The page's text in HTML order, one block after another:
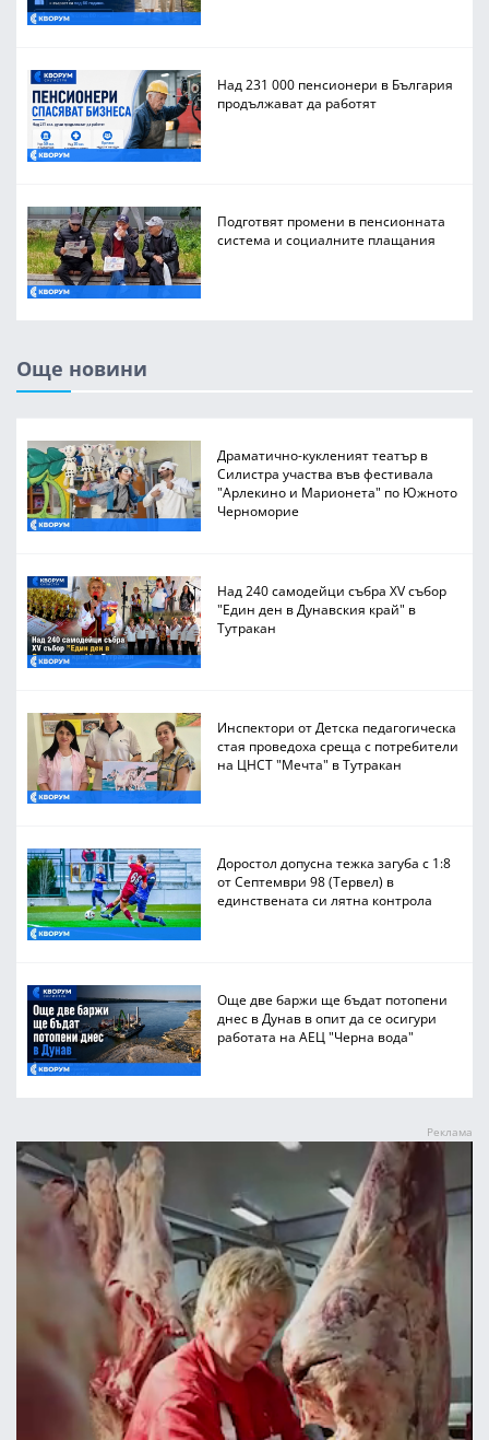
Над 231 000 пенсионери в България
продължават да работят
Подготвят промени в пенсионната
система и социалните плащания
Още новини
Драматично-кукленият театър в
Силистра участва във фестивала
"Арлекино и Марионета" по Южното
Черноморие
Над 240 самодейци събра XV събор
"Един ден в Дунавския край" в
Тутракан
Инспектори от Детска педагогическа
стая проведоха среща с потребители
на ЦНСТ "Мечта" в Тутракан
Доростол допусна тежка загуба с 1:8
от Септември 98 (Тервел) в
единствената си лятна контрола
Още две баржи ще бъдат потопени
днес в Дунав в опит да се осигури
работата на АЕЦ "Черна вода"